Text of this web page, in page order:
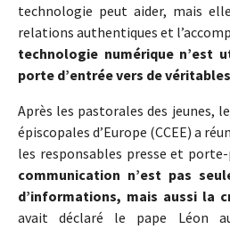
technologie peut aider, mais
relations authentiques et
technologie numérique n’est
porte d’entrée vers de
Après les pastorales des jeunes,
épiscopales d’Europe (CCEE) a
les responsables presse et porte-
communication n’est pas
d’informations, mais aussi la
avait déclaré le pape Léon